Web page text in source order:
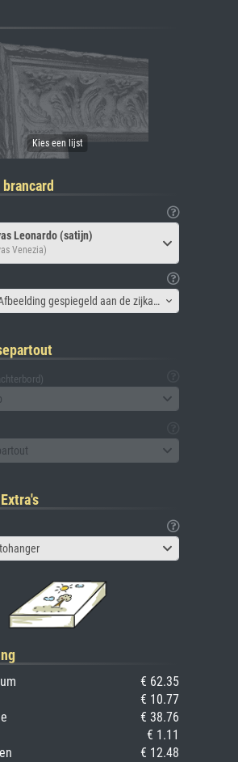
Leonardo (satijn)
Venezia)
Canvas lijst - Afbeelding gespiegeld aan de zijkant
€ 62.35
€ 10.77
€ 38.76
€ 1.11
€ 12.48